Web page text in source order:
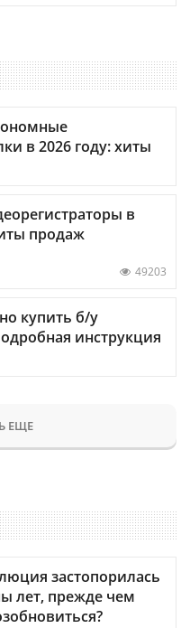
в 2026 году: хиты
в
продаж
49203
купить б/у
инструкция
ЕЩЕ
застопорилась
лет, прежде чем